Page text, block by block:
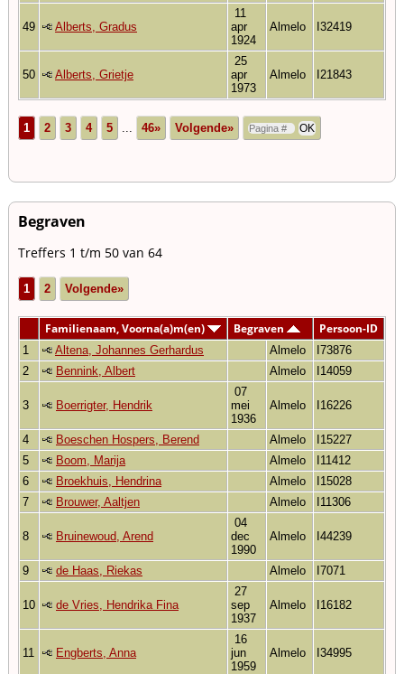
49 Alberts, Gradus
11
apr
1924
Almelo I32419
50 Alberts, Grietje
25
apr
1973
Almelo I21843
1 2 3 4 5 46» Volgende»
Begraven
Treffers 1 t/m 50 van 64
1 2 Volgende»
Familienaam, Voorna(a)m(en) Begraven Persoon-ID
1 Altena, Johannes Gerhardus Almelo
I73876
2
Bennink, Albert Almelo I14059
3 Boerrigter, Hendrik
07
mei
1936
Almelo I16226
4 Boeschen Hospers, Berend Almelo
I15227
5
Boom, Marija Almelo
I11412
6
Broekhuis, Hendrina Almelo
I15028
7
Brouwer, Aaltjen Almelo I11306
8 Bruinewoud, Arend
04
dec
1990
Almelo I44239
9 de Haas, Riekas Almelo I7071
10 de Vries, Hendrika Fina
27
sep
1937
Almelo I16182
11 Engberts, Anna
16
jun
1959
Almelo I34995